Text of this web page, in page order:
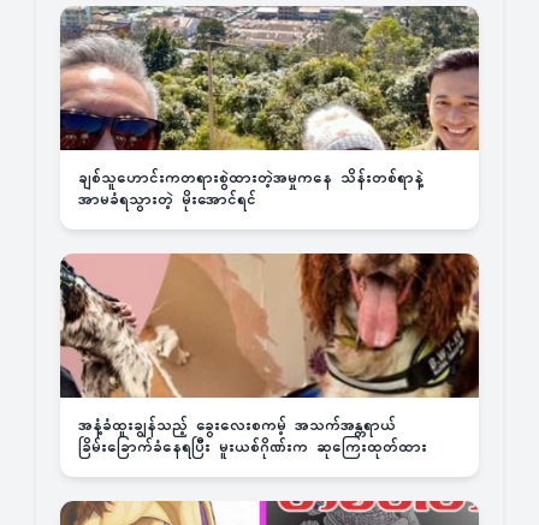
ချစ်သူဟောင်းကတရားစွဲထားတဲ့အမှုကနေ သိန်းတစ်ရာနဲ့
အာမခံရသွားတဲ့ မိုးအောင်ရင်
အနံ့ခံထူးချွန်သည့် ခွေးလေးစကမ့် အသက်အန္တရာယ်
ခြိမ်းခြောက်ခံနေရပြီး မူးယစ်ဂိုဏ်းက ဆုကြေးထုတ်ထား